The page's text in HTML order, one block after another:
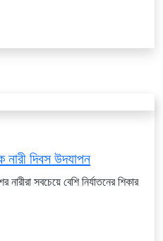
নারী দিবস উদযাপন
সবচেয়ে বেশি নির্যাতনের শিকার